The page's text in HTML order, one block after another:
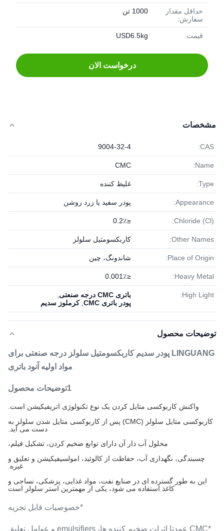
حداقل مقدار
سفارش:
1000 تن
قیمت: USD6.5kg
درخواست الان
مشخصات
CAS:
9004-32-4
Name:
CMC
Type: غلیظ کننده
Appearance: پودر سفید یا زرد روشن
Chloride (Cl): ≤0.2٪
Other Names: کاربکسومتیل سلولز
Place of Origin: شاندونگ، چین
Heavy Metal: ≤0.001٪
High Light: باتری CMC درجه صنعتی
پودر باتری CMC
,کرملوز سدیم
توضیحات محصول
LINGUANG پودر سدیم کاربکسومتیل سلولز درجه صنعتی برای
مواد اولیه آنود باتری
1توضیحات محصول
واکنش کاربوکسی متایل کردن یک نوع تکنولوژی اتریفیکیشن است.
کاربوکسی متایل سلولز (CMC) پس از کاربوکسی متایل شدن سلولز به
دست می آید.
محلول آب دار آن دارای توابع ضخیم کردن، تشکیل فیلم،
چسبندگی، نگهداری آب، حفاظت از کالوئید، امولسیفیکیشن و تعلیق و
غیره.
این به طور گسترده ای در صنایع نفت، مواد غذایی، پزشکی، نساجی و
کاغذ استفاده می شود، یکی از مهمترین استر سلولز است
*خصوصیات قابل تجزیه
*CMC عمدتا اثرات ضخیم کننده ها، emulsifiers و عوامل تعلیق